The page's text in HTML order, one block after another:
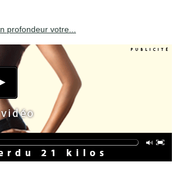
profondeur votre...